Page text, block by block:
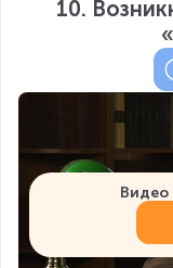
10.
Видео